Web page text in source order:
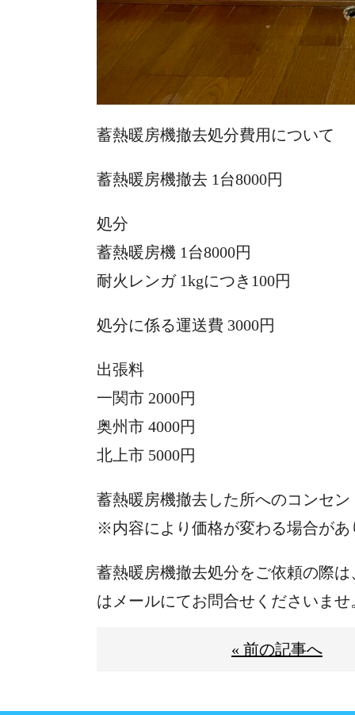
蓄熱暖房機撤去処分費用について
蓄熱暖房機撤去 1台8000円
処分
蓄熱暖房機 1台8000円
耐火レンガ 1kgにつき100円
処分に係る運送費 3000円
出張料
一関市 2000円
奥州市 4000円
北上市 5000円
蓄熱暖房機撤去した所へのコンセ
※内容により価格が変わる場合があ
蓄熱暖房機撤去処分をご依頼の際
はメールにてお問合せくださいませ
« 前の記事へ